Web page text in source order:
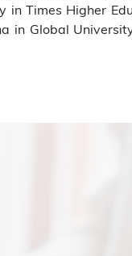
Times Higher
in Global